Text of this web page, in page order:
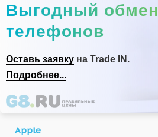
Выгодный обмен
телефонов
Оставь заявку на Trade IN.
Подробнее...
Apple